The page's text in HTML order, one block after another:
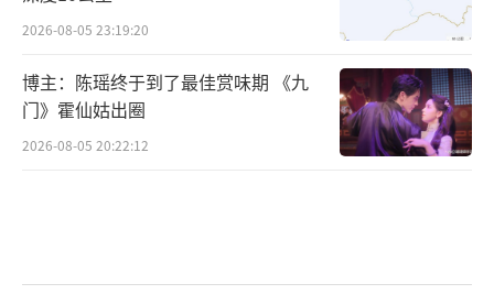
2026-08-05 23:19:20
博主：陈瑶终于到了最佳赏味期 《九
门》霍仙姑出圈
2026-08-05 20:22:12